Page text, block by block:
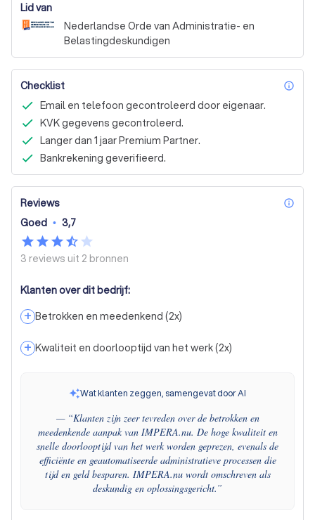
Lid van
Nederlandse Orde van Administratie- en
Belastingdeskundigen
Checklist
Email en telefoon gecontroleerd door eigenaar.
KVK gegevens gecontroleerd.
Langer dan 1 jaar Premium Partner.
Bankrekening geverifieerd.
Reviews
Goed • 3,7
3 reviews uit 2 bronnen
Klanten over dit bedrijf:
+ Betrokken en meedenkend (2x)
+ Kwaliteit en doorlooptijd van het werk(2x)
Wat klanten zeggen, samengevat door AI
— “Klanten zijn zeer tevreden over de betrokken en
meedenkende aanpak van IMPERA.nu. De hoge kwaliteit en
snelle doorlooptijd van het werk worden geprezen, evenals de
efficiënte en geautomatiseerde administratieve processen die
tijd en geld besparen. IMPERA.nu wordt omschreven als
deskundig en oplossingsgericht.”